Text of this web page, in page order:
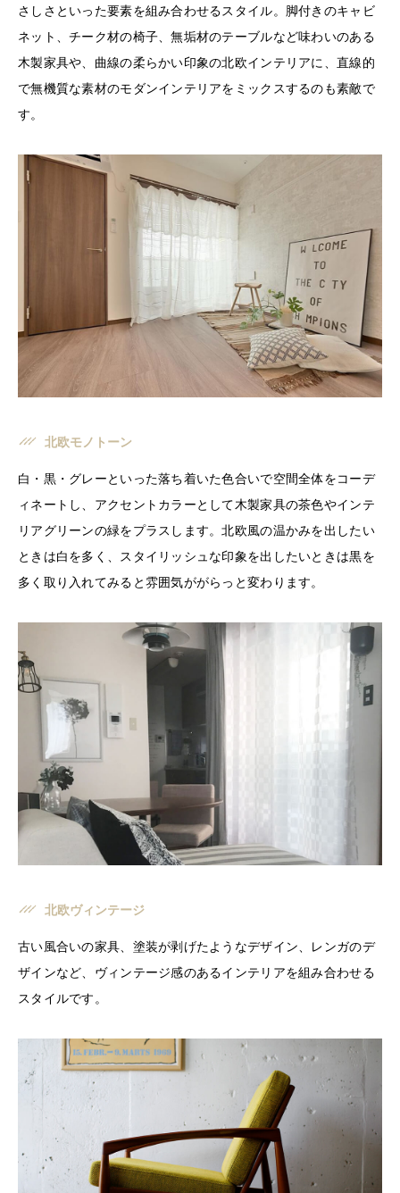
さしさといった要素を組み合わせるスタイル。脚付きのキャビ
ネット、チーク材の椅子、無垢材のテーブルなど味わいのある
木製家具や、曲線の柔らかい印象の北欧インテリアに、直線的
で無機質な素材のモダンインテリアをミックスするのも素敵で
す。
北欧モノトーン
白・黒・グレーといった落ち着いた色合いで空間全体をコーデ
ィネートし、アクセントカラーとして木製家具の茶色やインテ
リアグリーンの緑をプラスします。北欧風の温かみを出したい
ときは白を多く、スタイリッシュな印象を出したいときは黒を
多く取り入れてみると雰囲気ががらっと変わります。
北欧ヴィンテージ
古い風合いの家具、塗装が剥げたようなデザイン、レンガのデ
ザインなど、ヴィンテージ感のあるインテリアを組み合わせる
スタイルです。